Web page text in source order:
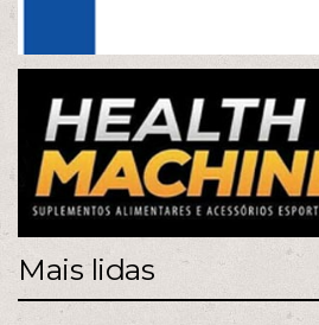
Mais lidas